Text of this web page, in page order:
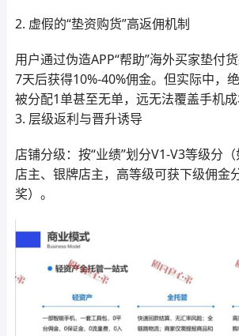
2. 虚假的“垫资购货”高返佣机制
用户通过伪造APP“帮助”海外买家垫付
7天后获得10%-40%佣金。但实际中，
被分配1单甚至无单，远无法覆盖手机成
3. 层级返利与晋升诱导
店铺分级：按“业绩”划分V1-V3等级分
店主、银牌店主，高等级可获下级佣金
奖）。